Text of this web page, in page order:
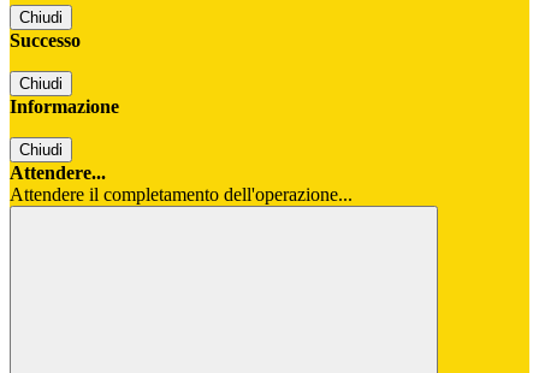
Chiudi
Successo
Chiudi
Informazione
Chiudi
Attendere...
Attendere il completamento dell'operazione...